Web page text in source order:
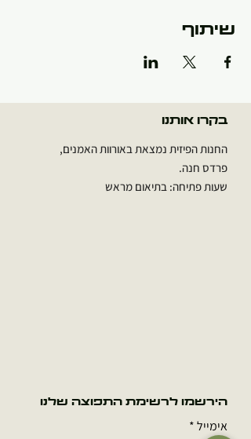
שיתוף
בקרו אותנו
החנות הפיזית נמצאת באורוות האמנים,
פרדס חנה.
שעות פתיחה: בתיאום מראש
הירשמו לרשימת התפוצה שלנו
אימייל